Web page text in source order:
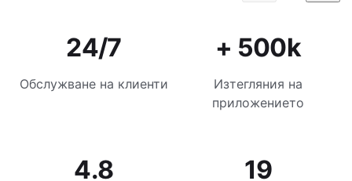
24/7
Обслужване на клиенти
+ 500k
Изтегляния на
приложението
4.8 19